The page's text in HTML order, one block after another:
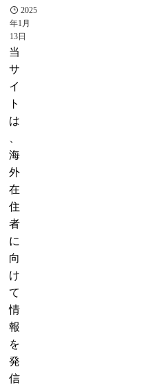
2025
年1月
13日
当
サ
イ
ト
は
海
外
在
住
者
に
向
け
て
情
報
を
発
信